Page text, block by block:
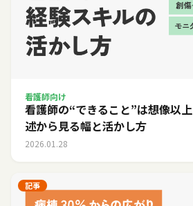
看護師向け
看護師の“できること”は想像以
述から見る幅と活かし方
2026.01.28
記事